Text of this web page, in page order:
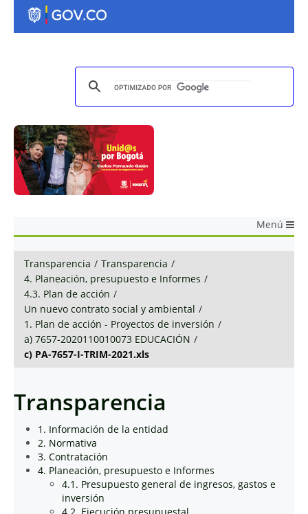
Menú
Transparencia / Transparencia /
4. Planeación, presupuesto e Informes /
4.3. Plan de acción /
Un nuevo contrato social y ambiental /
1. Plan de acción - Proyectos de inversión /
a) 7657-2020110010073 EDUCACIÓN /
c) PA-7657-I-TRIM-2021.xls
Transparencia
1. Información de la entidad
2. Normativa
3. Contratación
4. Planeación, presupuesto e Informes
4.1. Presupuesto general de ingresos, gastos e
inversión